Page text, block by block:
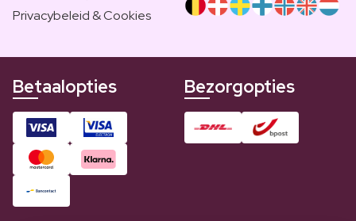
Privacybeleid & Cookies
Betaalopties Bezorgopties